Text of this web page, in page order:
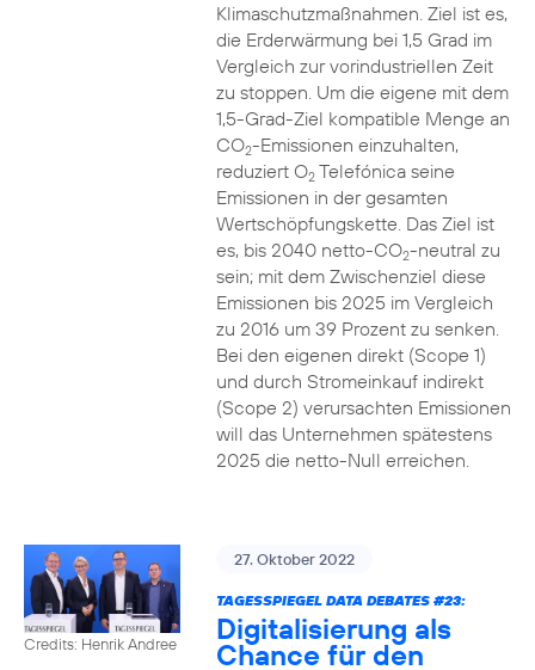
Klimaschutzmaßnahmen. Ziel ist es,
die Erderwärmung bei 1,5 Grad im
Vergleich zur vorindustriellen Zeit
zu stoppen. Um die eigene mit dem
1,5-Grad-Ziel kompatible Menge an
CO2-Emissionen einzuhalten,
reduziert O2Telefónica seine
Emissionen in der gesamten
Wertschöpfungskette. Das Ziel ist
es, bis 2040 netto-CO2-neutral zu
sein; mit dem Zwischenziel diese
Emissionen bis 2025 im Vergleich
zu 2016 um 39 Prozent zu senken.
Bei den eigenen direkt (Scope 1)
und durch Stromeinkauf indirekt
(Scope 2) verursachten Emissionen
will das Unternehmen spätestens
2025 die netto-Null erreichen.
Credits: Henrik Andree
27. Oktober 2022
TAGESSPIEGEL DATA DEBATES #23:
Digitalisierung als
Chance für den